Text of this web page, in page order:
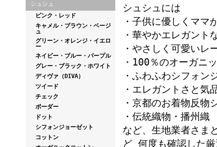
シュシュ
ピンク・レッド
キャメル・ブラウン・ベージ
ュ
グリーン・オレンジ・イエロ
ー
ネイビー・ブルー・パープル
グレー・ブラック・ホワイト
ディヴァ（DIVA）
ツイード
チェック
ボーダー
ドット
シフォンジョーゼット
コットン
シュシュには
・子供に優しくママ
・華やかエレガント
・やさしく可愛いレ
・100％のオーガニ
・ふわふわシフォン
・エレガントさと気
・京都のお着物反物
・伝統織物・播州織
など、生地業者さま
ど 何度も確認した